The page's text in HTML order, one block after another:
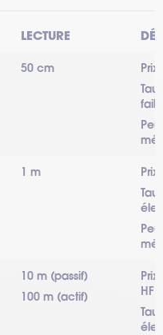
LECTURE
50 cm
1 m
Prix
10 m (passif)
100 m (actif)
Prix
HF